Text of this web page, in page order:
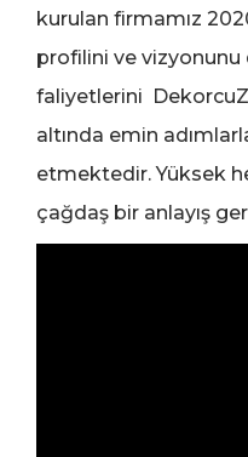
kurulan firmamız
profilini ve
faliyetlerini
altında emin
etmektedir. Yüksek
çağdaş bir anlayış